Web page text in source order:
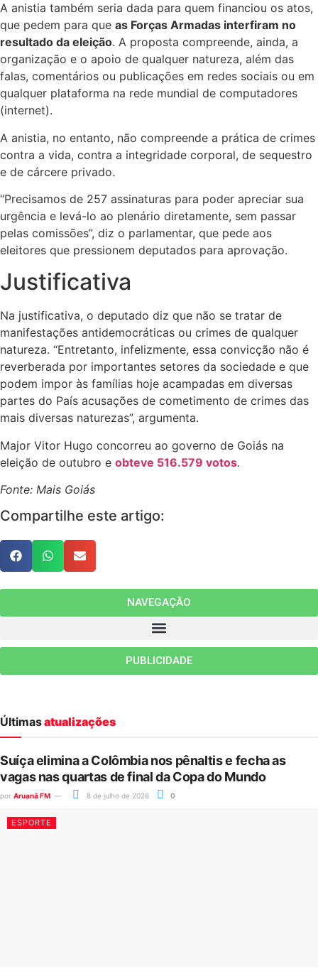
A anistia também seria dada para quem financiou os atos,
que pedem para que as Forças Armadas interfiram no
resultado da eleição. A proposta compreende, ainda, a
organização e o apoio de qualquer natureza, além das
falas, comentários ou publicações em redes sociais ou em
qualquer plataforma na rede mundial de computadores
(internet).
A anistia, no entanto, não compreende a prática de crimes
contra a vida, contra a integridade corporal, de sequestro
e de cárcere privado.
“Precisamos de 257 assinaturas para poder apreciar sua
urgência e levá-lo ao plenário diretamente, sem passar
pelas comissões”, diz o parlamentar, que pede aos
eleitores que pressionem deputados para aprovação.
Justificativa
Na justificativa, o deputado diz que não se tratar de
manifestações antidemocráticas ou crimes de qualquer
natureza. “Entretanto, infelizmente, essa convicção não é
reverberada por importantes setores da sociedade e que
podem impor às famílias hoje acampadas em diversas
partes do País acusações de cometimento de crimes das
mais diversas naturezas”, argumenta.
Major Vitor Hugo concorreu ao governo de Goiás na
eleição de outubro e obteve 516.579 votos.
Fonte: Mais Goiás
Compartilhe este artigo:
NAVEGAÇÃO
PUBLICIDADE
Últimasatualizações
Suíça elimina a Colômbia nos pênaltis e fecha as
vagas nas quartas de final da Copa do Mundo
por Aruanã FM 8 de julho de 2026 0
ESPORTE